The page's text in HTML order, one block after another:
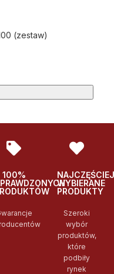
(zestaw)
100%
NAJCZĘŚCIEJ
WYBIERANE
PRODUKTY
Szeroki
wybór
produktów,
które
podbiły
rynek